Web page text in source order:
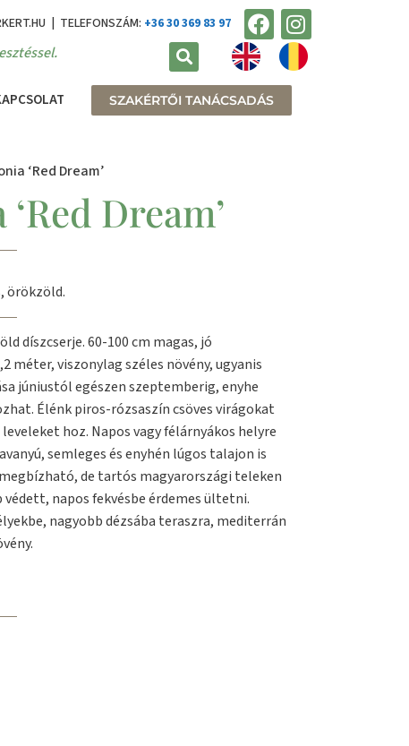
| TELEFONSZÁM: +36 30 369 83 97
SZAKÉRTŐI TANÁCSADÁS
‘Red Dream’
Dream’
örökzöld.
díszcserje. 60-100 cm magas, jó
méter, viszonylag széles növény, ugyanis
júniustól egészen szeptemberig, enyhe
Élénk piros-rózsaszín csöves virágokat
hoz. Napos vagy félárnyákos helyre
semleges és enyhén lúgos talajon is
de tartós magyarországi teleken
napos fekvésbe érdemes ültetni.
nagyobb dézsába teraszra, mediterrán